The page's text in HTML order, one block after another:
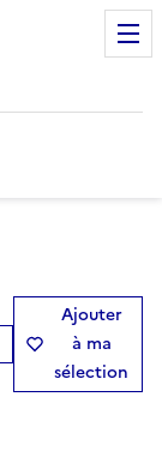
Ajouter
à ma
sélection